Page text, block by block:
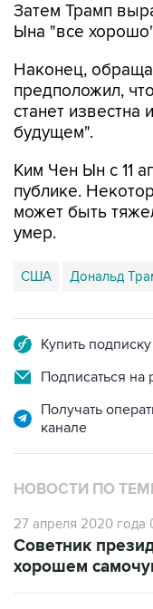
Затем Трамп
Ына "все
Наконец,
предположил,
станет
будущем".
Ким Чен Ын с 11
публике.
может быть
умер.
США Дональд
Купить
Подписаться на
Получать
канале
НОВОСТИ ПО
27 апреля 2020 года
Советник
хорошем